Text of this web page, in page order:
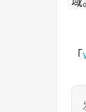
「